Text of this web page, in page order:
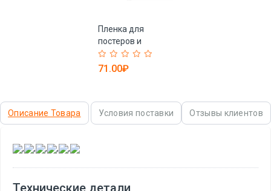
Пленка для
постеров и
вывесок,
самоклеящаяся,
(арт. 1312494)
71.00₽
Описание Товара Условия поставки Отзывы клиентов
, , , , ,
Технические детали